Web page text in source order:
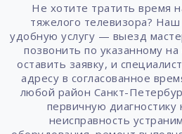
Не хотите тратить время
тяжелого телевизора? Наш
удобную услугу — выезд
позвонить по указанному
оставить заявку, и
адресу в согласованное
любой район Санкт-
первичную диагностику
неисправность